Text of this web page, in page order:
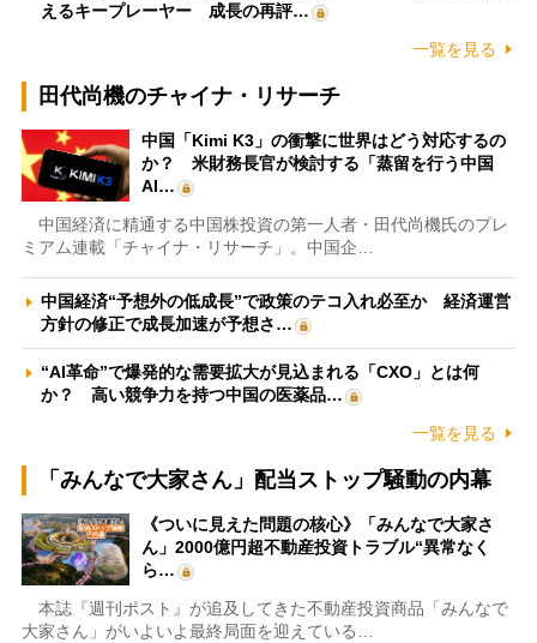
えるキープレーヤー 成長の再評…
一覧を見る
田代尚機のチャイナ・リサーチ
中国「Kimi K3」の衝撃に世界はどう対応するの
か？ 米財務長官が検討する「蒸留を行う中国
AI…
中国経済に精通する中国株投資の第一人者・田代尚機氏のプレ
ミアム連載「チャイナ・リサーチ」。中国企…
中国経済“予想外の低成長”で政策のテコ入れ必至か 経済運営
方針の修正で成長加速が予想さ…
“AI革命”で爆発的な需要拡大が見込まれる「CXO」とは何
か？ 高い競争力を持つ中国の医薬品…
一覧を見る
「みんなで大家さん」配当ストップ騒動の内幕
《ついに見えた問題の核心》「みんなで大家さ
ん」2000億円超不動産投資トラブル“異常なく
ら…
本誌『週刊ポスト』が追及してきた不動産投資商品「みんなで
大家さん」がいよいよ最終局面を迎えている…